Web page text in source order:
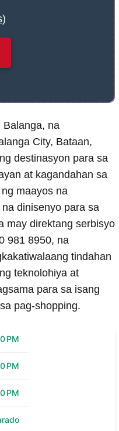
)
Balanga, na
City, Bataan,
destinasyon para sa
at kagandahan sa
maayos na
dinisenyo para sa
may direktang serbisyo
981 8950, na
tindahan
teknolohiya at
para sa isang
pag-shopping.
PM
PM
PM